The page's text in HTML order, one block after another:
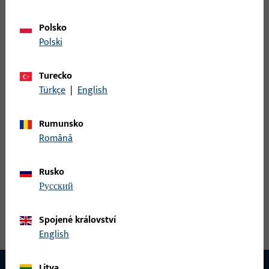
Koncová část, celková šířka 16 mm, celková výška / hloubka 12,5
mm, celková délka 31 mm
Polsko
Polski
Turecko
Türkçe | English
Rumunsko
Română
Rusko
русский
Spojené království
English